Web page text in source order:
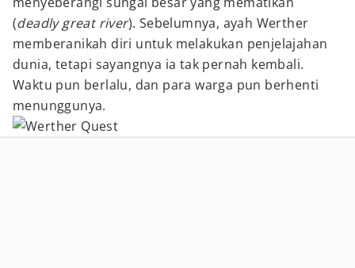
(deadly great river). Sebelumnya, ayah Werther
memberanikah diri untuk melakukan penjelajahan
dunia, tetapi sayangnya ia tak pernah kembali.
Waktu pun berlalu, dan para warga pun berhenti
menunggunya.